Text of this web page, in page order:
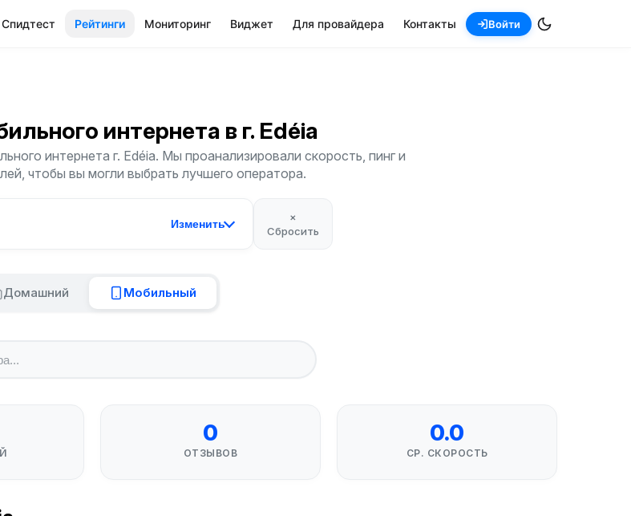
Спидтест Рейтинги Мониторинг Виджет Для провайдера Контакты Войти
интернета в г. Edéia
интернета г. Edéia. Мы проанализировали скорость, пинг и
чтобы вы могли выбрать лучшего оператора.
Изменить
×
Сбросить
Домашний Мобильный
0
ОТЗЫВОВ
0.0
СР. СКОРОСТЬ